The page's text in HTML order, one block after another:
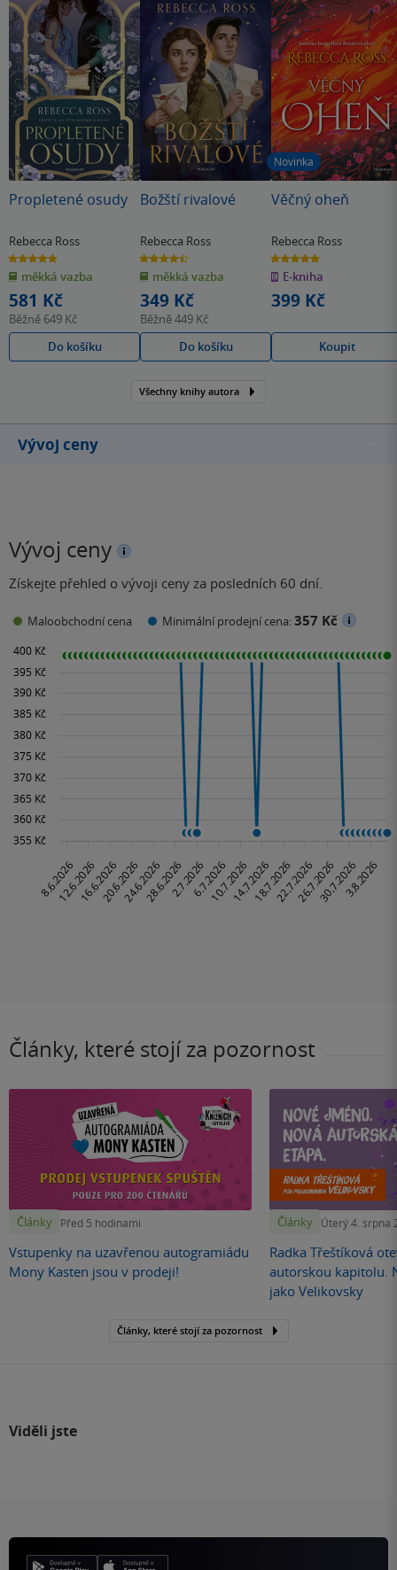
smutek, ale i radost. Jsem vděčná, že se mi tahle série
dostala do rukou, protože ve mně zanechala krásnou
stopu. Je to příběh plný emocí a vřele ho doporučuji.
Propletené osudy
Rebecca Ross
4.8
z
5
hvězdiček
měkká vazba
581 Kč
Běžně 649 Kč
Do košíku
Božští rivalové
Rebecca Ross
4.5
z
5
hvězdiček
měkká vazba
349 Kč
Běžně449 Kč
Do košíku
Novinka
Věčný oheň
Rebecca Ross
5.0
z
5
hvězdiček
E-kniha
399 Kč
Koupit
Všechny knihy autora
Vývoj ceny
Vývoj ceny
Získejte přehled o vývoji ceny za posledních 60 dní.
Maloobchodní cena Minimální prodejní cena:357 Kč
Články, které stojí za pozornost
Články Před 5 hodinami
Vstupenky na uzavřenou autogramiádu
Mony Kasten jsou v prodeji!
Články Úterý 4. srpna
Radka Třeštíková
autorskou kapitolu.
jako Velikovsky
Články, které stojí za pozornost
Viděli jste